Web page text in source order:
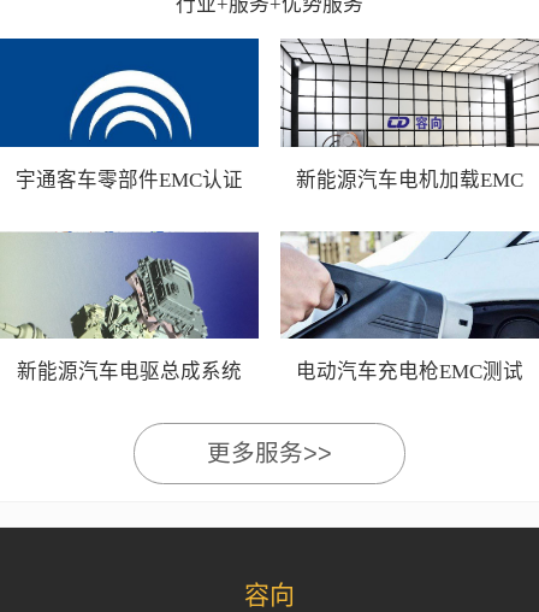
宇通客车零部件EMC认证
新能源汽车电机加载EMC
新能源汽车电驱总成系统
电动汽车充电枪EMC测试
更多服务>>
容向